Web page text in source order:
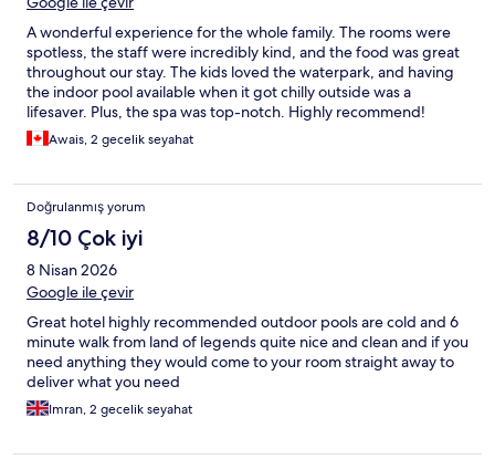
A wonderful experience for the whole family. The rooms were
spotless, the staff were incredibly kind, and the food was great
throughout our stay. The kids loved the waterpark, and having
the indoor pool available when it got chilly outside was a
lifesaver. Plus, the spa was top-notch. Highly recommend!
Awais, 2 gecelik seyahat
Doğrulanmış yorum
8/10 Çok iyi
8 Nisan 2026
Google ile çevir
Great hotel highly recommended outdoor pools are cold and 6
minute walk from land of legends quite nice and clean and if you
need anything they would come to your room straight away to
deliver what you need
Imran, 2 gecelik seyahat